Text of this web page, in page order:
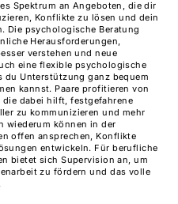
Spektrum an Angeboten, die dir
Konflikte zu lösen und dein
Die psychologische Beratung
Herausforderungen,
verstehen und neue
eine flexiblepsychologische
du Unterstützung ganz bequem
kannst. Paare profitieren von
, die dabei hilft, festgefahrene
zu kommunizieren und mehr
wiederum können in der
offen ansprechen, Konflikte
entwickeln. Für berufliche
bietet sichSupervision an, um
zu fördern und das volle